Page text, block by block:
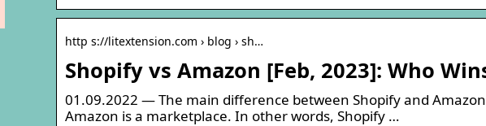
http s://litextension.com › blog › sh…
Shopify vs Amazon [Feb, 2023]: Who
01.09.2022 — The main difference between Shopify and
Amazon is a marketplace. In other words, Shopify …